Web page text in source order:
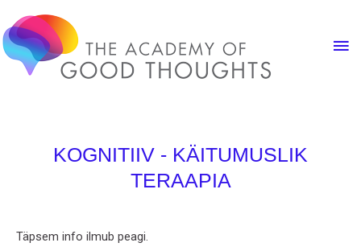
KOGNITIIV - KÄITUMUSLIK
TERAAPIA
Täpsem info ilmub peagi.